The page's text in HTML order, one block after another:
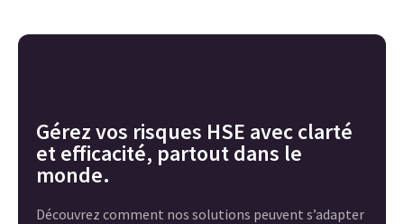
Gérez vos risques HSE avec clarté
et efficacité, partout dans le
monde.
Découvrez comment nos solutions peuvent s’adapter